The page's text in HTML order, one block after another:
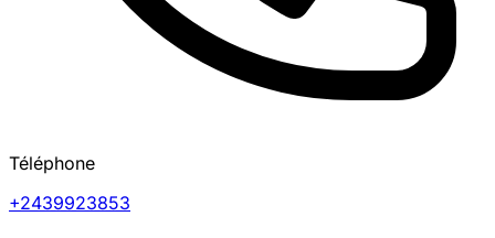
Téléphone
+2439923853